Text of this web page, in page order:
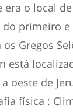
era o local
do primeiro
os Gregos
está
oeste de
física :